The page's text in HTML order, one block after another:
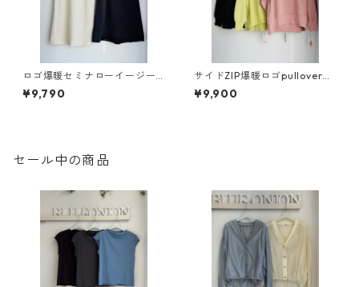
ロゴ爆暖セミナローイージー
スカート （set up対応） 55
¥9,790
サイドZIP爆暖ロゴpullover
（set up対応） 552- 85748 cl
oche
¥9,900
セール中の商品